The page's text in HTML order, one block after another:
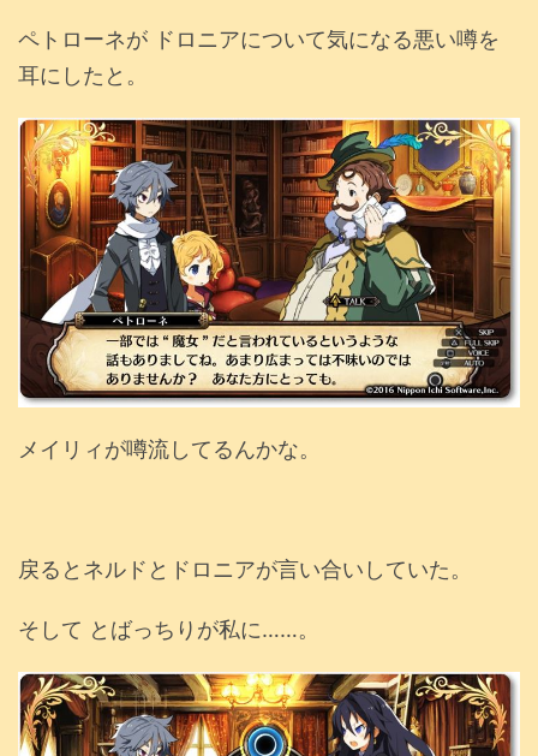
ペトローネが ドロニアについて気になる悪い噂を
耳にしたと。
メイリィが噂流してるんかな。
戻るとネルドとドロニアが言い合いしていた。
そして とばっちりが私に……。